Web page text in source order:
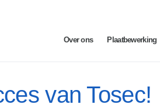
Over ons Plaatbewerking
van Tosec!